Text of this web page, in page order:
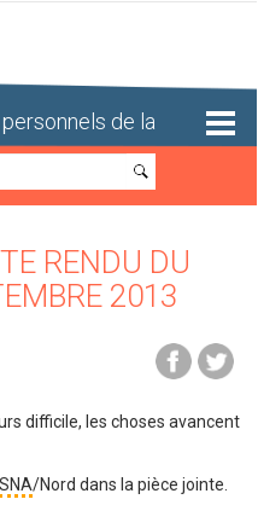
de la
Recherche
RENDU DU
2013
difficile, les choses avancent
SNA/Nord dans la pièce jointe.